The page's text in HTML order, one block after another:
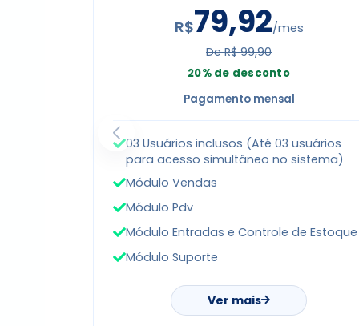
R$79,92/mes
De R$ 99,90
20% de desconto
Pagamento mensal
03 Usuários inclusos (Até 03 usuários
para acesso simultâneo no sistema)
Módulo Vendas
Módulo Pdv
Módulo Entradas e Controle de Estoque
Módulo Suporte
Ver mais